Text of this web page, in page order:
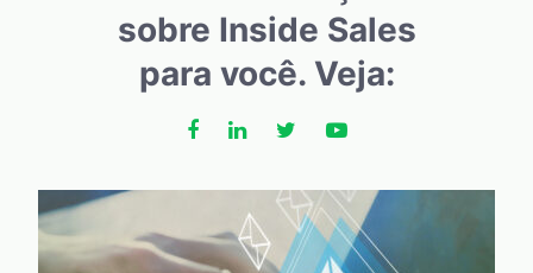
sobre Inside Sales
para você. Veja: